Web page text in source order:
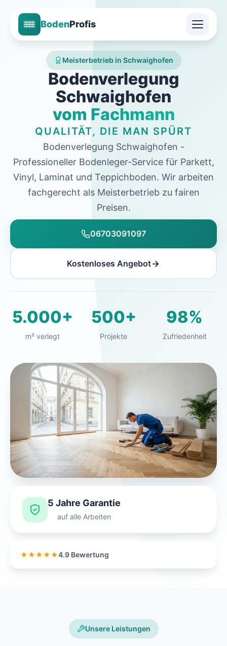
BodenProfis
Meisterbetrieb in Schwaighofen
Bodenverlegung
Schwaighofen
vom Fachmann
QUALITÄT, DIE MAN SPÜRT
Bodenverlegung Schwaighofen -
Professioneller Bodenleger-Service für Parkett,
Vinyl, Laminat und Teppichboden. Wir arbeiten
fachgerecht als Meisterbetrieb zu fairen
Preisen.
06703091097
Kostenloses Angebot
5.000+
m² verlegt
500+
Projekte
98%
Zufriedenheit
5 Jahre Garantie
auf alle Arbeiten
★★★★★4.9 Bewertung
Unsere Leistungen